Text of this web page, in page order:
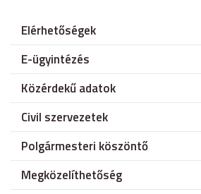
Elérhetőségek
E-ügyintézés
Közérdekű adatok
Civil szervezetek
Polgármesteri köszöntő
Megközelíthetőség